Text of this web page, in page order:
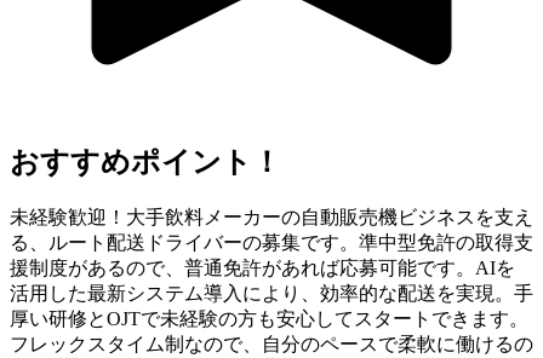
おすすめポイント！
未経験歓迎！大手飲料メーカーの自動販売機ビジネスを支え
る、ルート配送ドライバーの募集です。準中型免許の取得支
援制度があるので、普通免許があれば応募可能です。AIを
活用した最新システム導入により、効率的な配送を実現。手
厚い研修とOJTで未経験の方も安心してスタートできます。
フレックスタイム制なので、自分のペースで柔軟に働けるの